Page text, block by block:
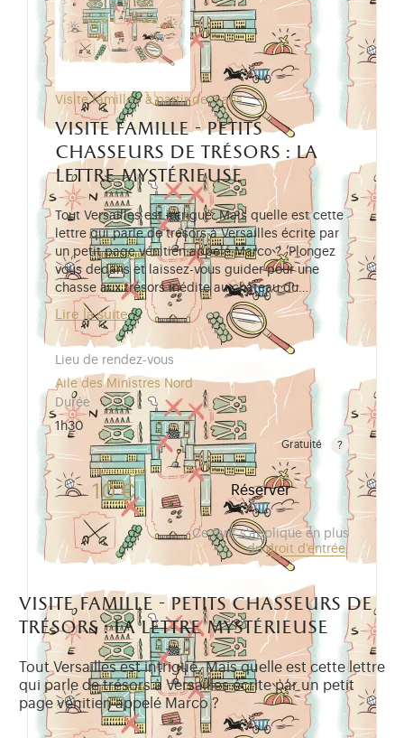
Visite famille - à partir de 3 ans
visite famille - petits
chasseurs de trésors : la
lettre mystérieuse
Tout Versailles est intrigué. Mais quelle est cette
lettre qui parle de trésors à Versailles écrite par
un petit page vénitien appelé Marco ? Plongez
vous dedans et laissez-vous guider pour une
chasse aux trésors inédite au château du…
Lire la suite
Lieu de rendez-vous
Aile des Ministres Nord
Durée
1h30
Gratuité
Gratuit pour les enfants de moins de 10 ans.Tarif
10 € Réserver
Ce tarif s'applique en plus
dudroit d'entrée.
visite famille - petits chasseurs de
trésors : la lettre mystérieuse
Tout Versailles est intrigué. Mais quelle est cette lettre
qui parle de trésors à Versailles écrite par un petit
page vénitien appelé Marco ?